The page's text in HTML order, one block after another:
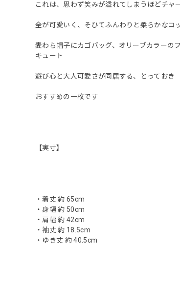
これは、思わず笑みが溢れてしまうほどチャ
全が可愛いく、そひてふんわりと柔らかなコ
麦わら帽子にカゴバッグ、オリーブカラーの
キュート
遊び心と大人可愛さが同居する、とっておき
おすすめの一枚です
【実寸】
・着丈 約 65cm
・身幅 約 50cm
・肩幅 約 42cm
・袖丈 約 18.5cm
・ゆき丈 約 40.5cm